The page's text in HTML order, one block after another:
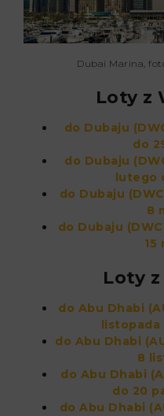
Dubai Marina,
Loty z
do Dubaju
do
do Dubaju
lutego
do Dubaju
8
do Dubaju
15
Loty
do Abu Dhabi
listopada
do Abu Dhabi
8
do Abu Dhabi
do 20
do Abu Dhabi